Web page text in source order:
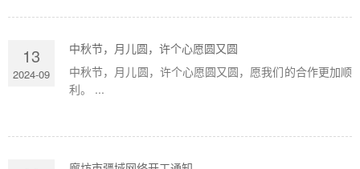
13
2024-09
中秋节，月儿圆，许个心愿圆又圆
中秋节，月儿圆，许个心愿圆又圆，愿我们的合作更加顺
利。 ...